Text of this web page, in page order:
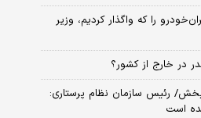
را که واگذار کردیم، وزیر
در خارج از کشور؟
بخش/ رئیس سازمان نظام پرستاری:
است